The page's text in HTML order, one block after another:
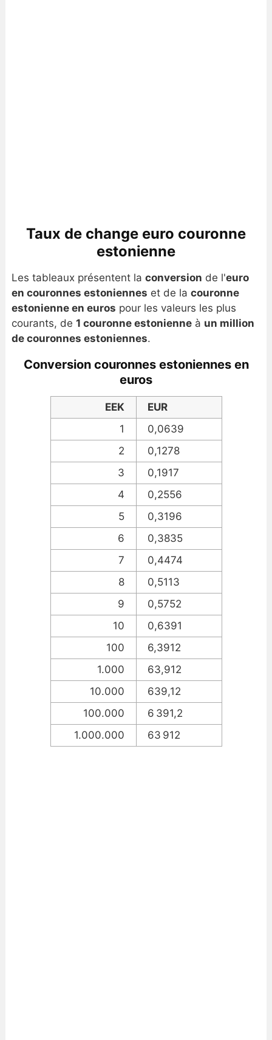
Taux de change euro couronne
estonienne
Les tableaux présentent la conversion de l'euro
en couronnes estoniennes et de la couronne
estonienne en euros pour les valeurs les plus
courants, de 1 couronne estonienneà un million
de couronnes estoniennes.
Conversion couronnes estoniennes en
euros
EEK
EUR
1
0,0639
2
0,1278
3
0,1917
4
0,2556
5
0,3196
6
0,3835
7
0,4474
8
0,5113
9
0,5752
10
0,6391
100
6,3912
1.000
63,912
10.000
639,12
100.000
6 391,2
1.000.000
63 912